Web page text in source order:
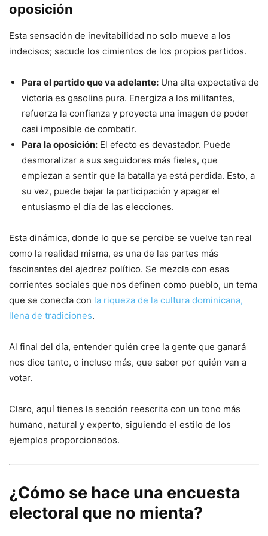
oposición
Esta sensación de inevitabilidad no solo mueve a los
indecisos; sacude los cimientos de los propios partidos.
Para el partido que va adelante: Una alta expectativa de
victoria es gasolina pura. Energiza a los militantes,
refuerza la confianza y proyecta una imagen de poder
casi imposible de combatir.
Para la oposición: El efecto es devastador. Puede
desmoralizar a sus seguidores más fieles, que
empiezan a sentir que la batalla ya está perdida. Esto, a
su vez, puede bajar la participación y apagar el
entusiasmo el día de las elecciones.
Esta dinámica, donde lo que se percibe se vuelve tan real
como la realidad misma, es una de las partes más
fascinantes del ajedrez político. Se mezcla con esas
corrientes sociales que nos definen como pueblo, un tema
que se conecta con la riqueza de la cultura dominicana,
llena de tradiciones.
Al final del día, entender quién cree la gente que ganará
nos dice tanto, o incluso más, que saber por quién van a
votar.
Claro, aquí tienes la sección reescrita con un tono más
humano, natural y experto, siguiendo el estilo de los
ejemplos proporcionados.
¿Cómo se hace una encuesta
electoral que no mienta?